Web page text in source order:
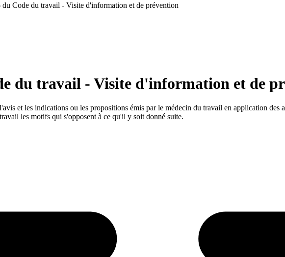
Code du travail - Visite d'information et de prévention
du travail - Visite d'information et de
et les indications ou les propositions émis par le médecin du travail en application
les motifs qui s'opposent à ce qu'il y soit donné suite.